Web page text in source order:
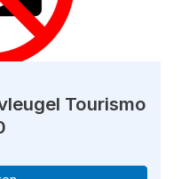
Tourismo